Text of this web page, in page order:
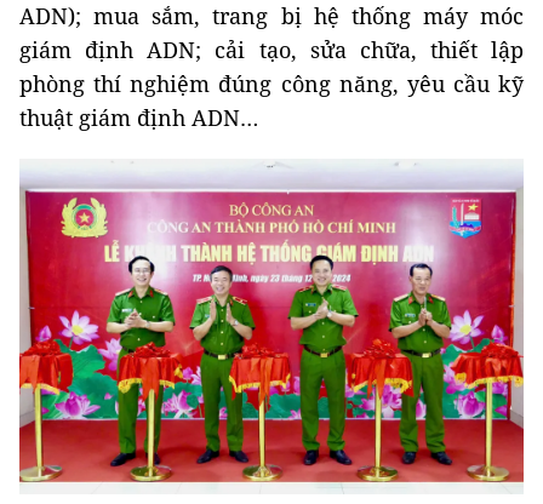
ADN); mua sắm, trang bị hệ thống máy móc
giám định ADN; cải tạo, sửa chữa, thiết lập
phòng thí nghiệm đúng công năng, yêu cầu kỹ
thuật giám định ADN…